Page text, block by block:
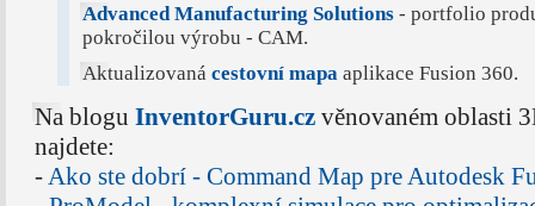
Advanced Manufacturing Solutions - portfolio
pokročilou výrobu - CAM.
Aktualizovanácestovní mapa aplikace Fusion 360.
Na blogu InventorGuru.czvěnovaném oblasti
najdete:
- Ako ste dobrí - Command Map pre Autodesk